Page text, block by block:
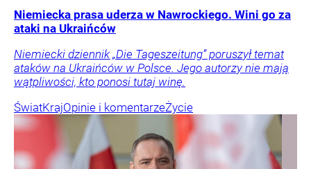
Niemiecka prasa uderza w Nawrockiego. Wini go za
ataki na Ukraińców
Niemiecki dziennik „Die Tageszeitung” poruszył temat
ataków na Ukraińców w Polsce. Jego autorzy nie mają
wątpliwości, kto ponosi tutaj winę.
ŚwiatKrajOpinie i komentarzeŻycie